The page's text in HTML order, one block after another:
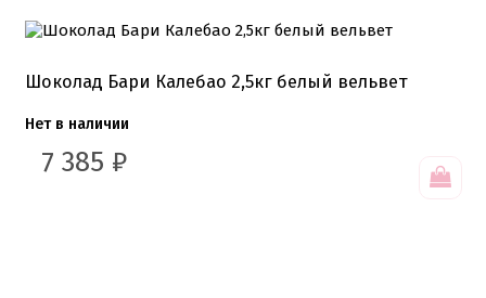
Шоколад Бари Калебао 2,5кг белый вельвет
Нет в наличии
7 385 ₽